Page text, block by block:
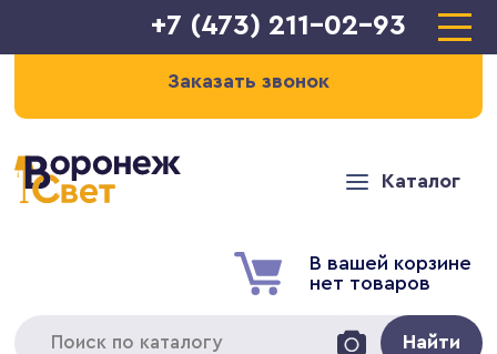
+7 (473) 211-02-93
Заказать звонок
Каталог
В вашей корзине
нет товаров
Найти